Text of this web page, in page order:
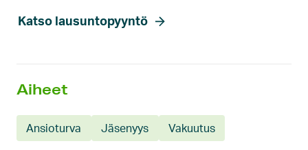
Aiheet
Ansioturva Jäsenyys Vakuutus
Katso lausuntopyyntö